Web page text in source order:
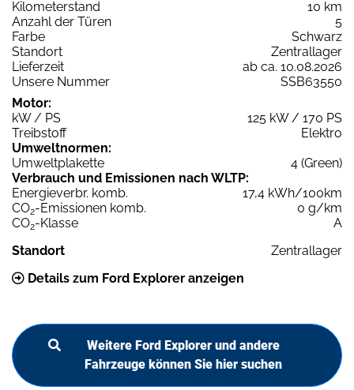
Kilometerstand
10 km
Anzahl der Türen
5
Farbe
Schwarz
Standort
Zentrallager
Lieferzeit
ab ca. 10.08.2026
Unsere Nummer
SSB63550
Motor:
kW / PS
125 kW / 170 PS
Treibstoff
Elektro
Umweltnormen:
Umweltplakette
4 (Green)
Verbrauch und Emissionen nach WLTP:
Energieverbr. komb.
17,4 kWh/100km
CO2-Emissionen komb.
0 g/km
CO2-Klasse
A
Standort
Zentrallager
Details zum Ford Explorer anzeigen
Weitere Ford Explorer und andere
Fahrzeuge können Sie hier suchen